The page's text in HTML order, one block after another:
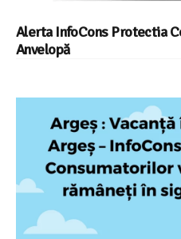
Alerta InfoCons Protectia
Anvelopă